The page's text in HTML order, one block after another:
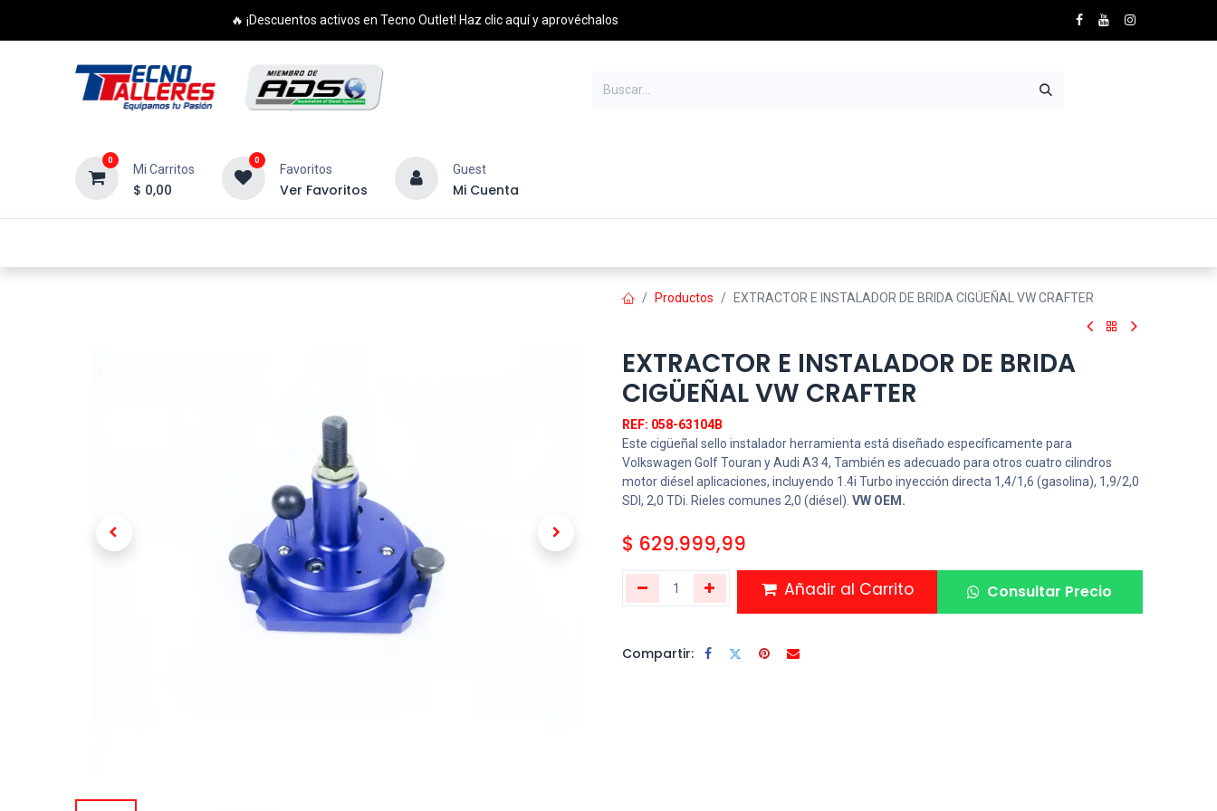
🔥 ¡Descuentos activos en Tecno Outlet! Haz clic aquí y aprovéchalos
0
Mi Carritos
$ 0,00
0
Favoritos
Ver Favoritos
Guest
Mi Cuenta
Productos EXTRACTOR E INSTALADOR DE BRIDA CIGÜEÑAL VW CRAFTER
EXTRACTOR E INSTALADOR DE BRIDA
CIGÜEÑAL VW CRAFTER
REF: 058-63104B
Este cigüeñal sello instalador herramienta está diseñado específicamente para
Volkswagen Golf Touran y Audi A3 4, También es adecuado para otros cuatro cilindros
motor diésel aplicaciones, incluyendo 1.4i Turbo inyección directa 1,4/1,6 (gasolina), 1,9/2,0
SDI, 2,0 TDi. Rieles comunes 2,0 (diésel). VW OEM.
$ 629.999,99
Añadir al Carrito Consultar Precio
Compartir: